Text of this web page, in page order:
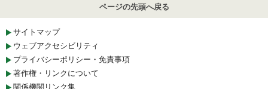
ページの先頭へ戻る
サイトマップ
ウェブアクセシビリティ
プライバシーポリシー・免責事項
著作権・リンクについて
関係機関リンク集